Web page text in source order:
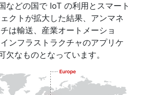
などの国で IoT の利用とスマート
クトが拡大した結果、アンマネ
は輸送、産業オートメーショ
ンフラストラクチャのアプリケ
欠なものとなっています。